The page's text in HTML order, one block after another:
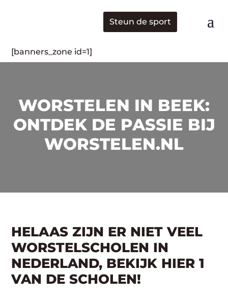
Steun de sport
[banners_zone id=1]
WORSTELEN IN BEEK:
ONTDEK DE PASSIE BIJ
WORSTELEN.NL
HELAAS ZIJN ER NIET VEEL
WORSTELSCHOLEN IN
NEDERLAND, BEKIJK HIER 1
VAN DE SCHOLEN!